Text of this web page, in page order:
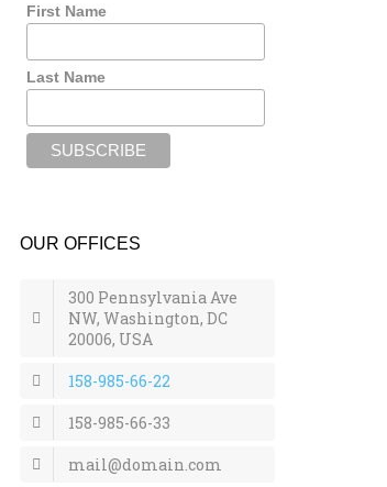
First Name
Last Name
OUR OFFICES
300 Pennsylvania Ave
NW, Washington, DC
20006, USA
158-985-66-22
158-985-66-33
mail@domain.com